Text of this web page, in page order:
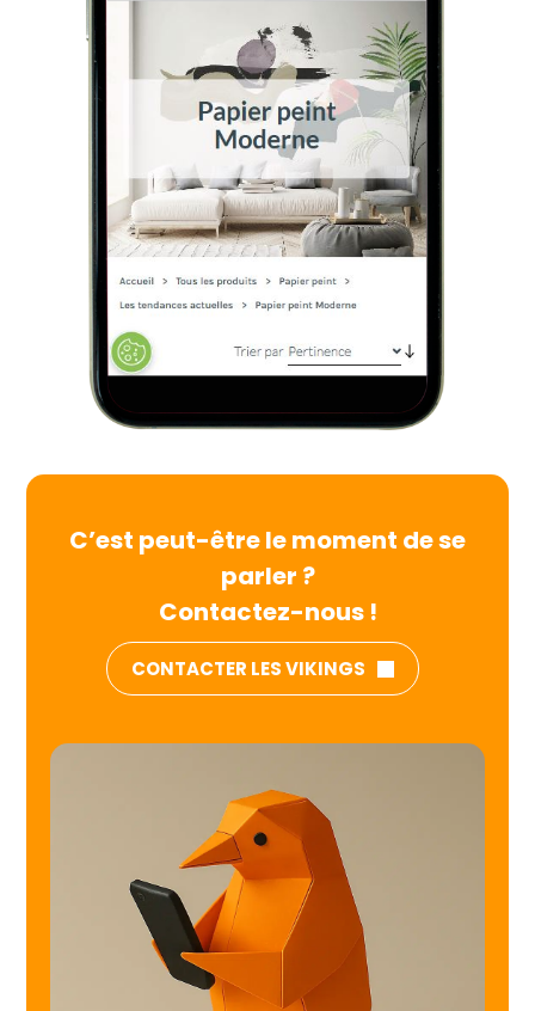
C’est peut-être le moment de se
parler ?
Contactez-nous !
CONTACTER LES VIKINGS